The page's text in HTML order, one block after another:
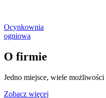
Ocynkownia
ogniowa
O firmie
Jedno miejsce, wiele możliwości
Zobacz więcej